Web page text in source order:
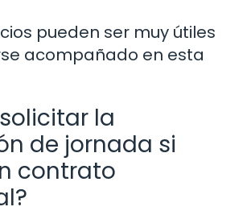
pueden ser muy útiles
acompañado en esta
la
de jornada si
contrato